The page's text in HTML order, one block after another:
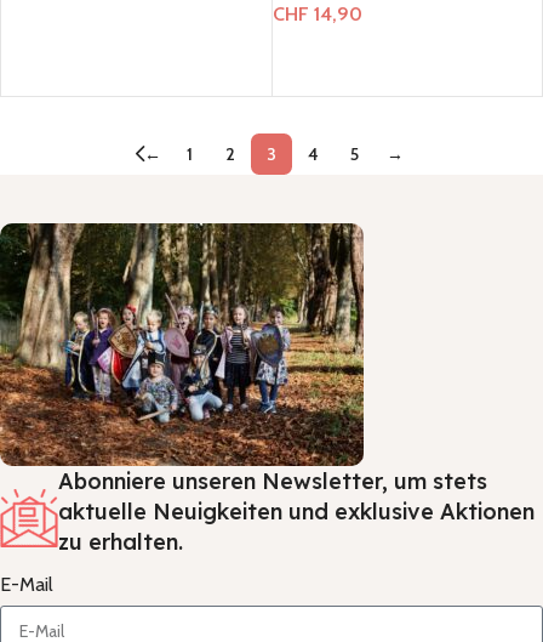
CHF 14,90
← 1 2 3 4 5 →
Abonniere unseren Newsletter, um stets
aktuelle Neuigkeiten und exklusive Aktionen
zu erhalten.
E-Mail